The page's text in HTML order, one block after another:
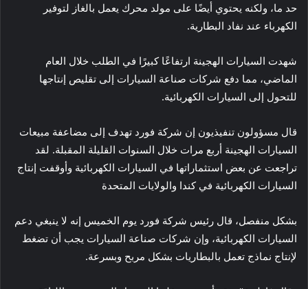
حد ما، ولكنه يحتوي أيضًا على مولد محرك يعمل بالغاز لتوفير
الكهرباء عند نفاد البطارية.
شهدت السيارات الهجينة ارتفاعًا كبيرًا في الطلب خلال العام
الماضي، مما دفع شركات صناعة السيارات إلى تقليص إنتاجها
للتحول إلى السيارات الكهربائية.
قال مسؤولون تنفيذيون إن شركة فورد تهدف إلى مضاعفة مبيعات
السيارات الهجينة أربع مرات خلال السنوات القليلة المقبلة. لقد
تراجعت عن بعض استثماراتها في السيارات الكهربائية وأوقفت إنتاج
السيارات الكهربائية في كندا والولايات المتحدة
بشكل منفصل، قال رئيس شركة فورد يوم الخميس إنه لا ينبغي دعم
السيارات الكهربائية، وإن شركات صناعة السيارات يجب أن تضغط
لإنتاج نماذج تعمل بالبطاريات بشكل مربح وبسرعة.